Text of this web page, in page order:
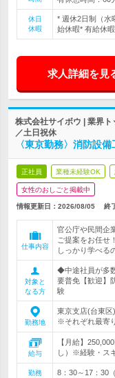
休日
休暇
* 週休2日制（水
始休暇* 有給休
求人詳細を見
株式会社サイボウ | 業界
／土日祝休
〈東京勤務〉消防設
正社員 業種未経験OK
女性のおしごと掲載中
情報更新日：2026/08/05 終
仕事内容
官公庁や民間企
ご提案をお任せ
しっかり学べる
対象と
なる方
◆中途社員が多
要普免【歓迎】
験
勤務地
東京支店(台東区
※それぞれ最寄
給与
【月給】
し）※経験・ス
勤務
8：30～17：30